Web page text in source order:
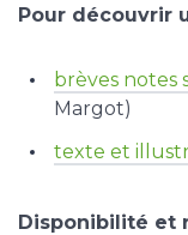
Pour découvrir
brèves notes
Margot)
texte et
Disponibilité et